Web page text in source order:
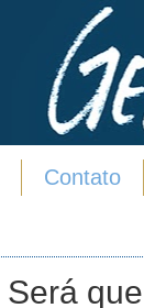
Contato
Será